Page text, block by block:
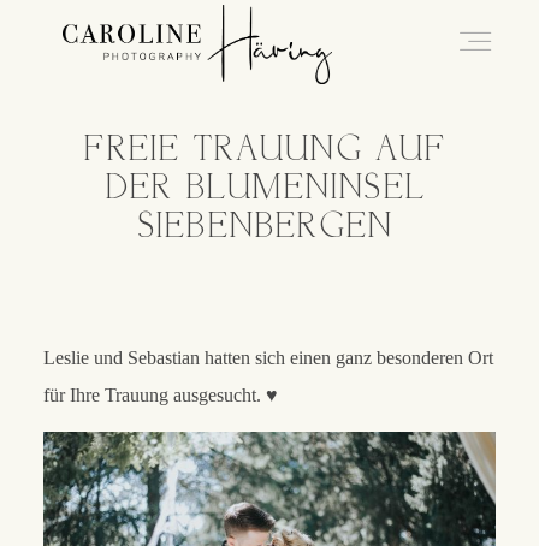
FREIE TRAUUNG AUF
DER BLUMENINSEL
SIEBENBERGEN
Leslie und Sebastian hatten sich einen ganz besonderen Ort
für Ihre Trauung ausgesucht. ♥
Hochzeitsfotografie Kassel
Caro
Blog
Kontakt